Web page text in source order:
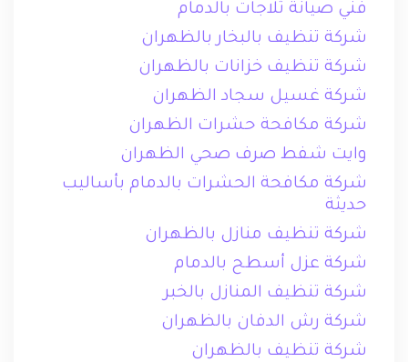
فني صيانة ثلاجات بالدمام
شركة تنظيف بالبخار بالظهران
شركة تنظيف خزانات بالظهران
شركة غسيل سجاد الظهران
شركة مكافحة حشرات الظهران
وايت شفط صرف صحي الظهران
شركة مكافحة الحشرات بالدمام بأساليب
حديثة
شركة تنظيف منازل بالظهران
شركة عزل أسطح بالدمام
شركة تنظيف المنازل بالخبر
شركة رش الدفان بالظهران
شركة تنظيف بالظهران